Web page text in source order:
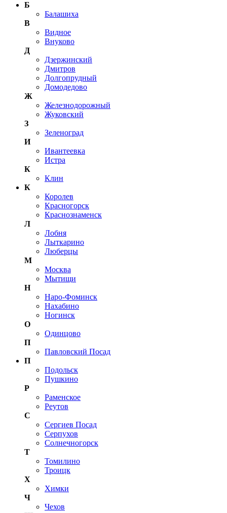
Б
Балашиха
В
Видное
Внуково
Д
Дзержинский
Дмитров
Долгопрудный
Домодедово
Ж
Железнодорожный
Жуковский
З
Зеленоград
И
Ивантеевка
Истра
К
Клин
К
Королев
Красногорск
Краснознаменск
Л
Лобня
Лыткарино
Люберцы
М
Москва
Мытищи
Н
Наро-Фоминск
Нахабино
Ногинск
О
Одинцово
П
Павловский Посад
П
Подольск
Пушкино
Р
Раменское
Реутов
С
Сергиев Посад
Серпухов
Солнечногорск
Т
Томилино
Троицк
Х
Химки
Ч
Чехов